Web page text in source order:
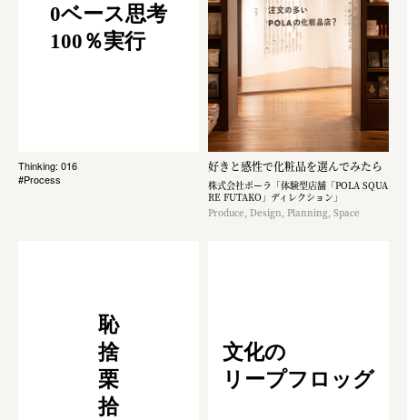
0ベース思考
100％実行
Thinking: 016
#Process
好きと感性で化粧品を選んでみたら
株式会社ポーラ「体験型店舗「POLA SQUA
RE FUTAKO」ディレクション」
Produce, Design, Planning, Space
恥
捨
栗
拾
文化の
リープフロッグ